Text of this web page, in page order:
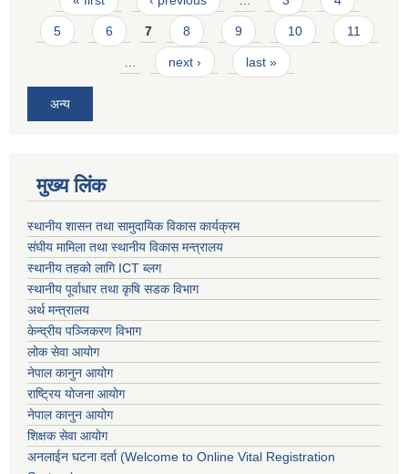
5 6 7 8 9 10 11
next › last »
अन्य
मुख्य लिंक
स्थानीय शासन तथा सामुदायिक विकास कार्यक्रम
संघीय मामिला तथा स्थानीय विकास मन्त्रालय
स्थानीय तहको लागि ICT ब्लग
स्थानीय पूर्वाधार तथा कृषि सडक विभाग
अर्थ मन्त्रालय
केन्द्रीय पञ्जिकरण विभाग
लोक सेवा आयोग
नेपाल कानुन आयोग
राष्ट्रिय योजना आयोग
नेपाल कानुन आयोग
शिक्षक सेवा आयोग
अनलाईन घटना दर्ता (Welcome to Online Vital Registration